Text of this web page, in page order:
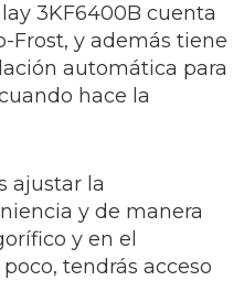
3KF6400B cuenta
Frost, y además tiene
automática para
hace la
ajustar la
y de manera
y en el
tendrás acceso